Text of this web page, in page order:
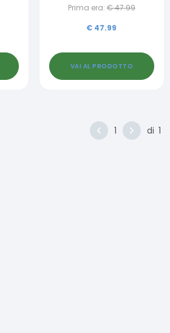
Prima era: €47.99
€ 47.99
VAI AL PRODOTTO
1 di 1